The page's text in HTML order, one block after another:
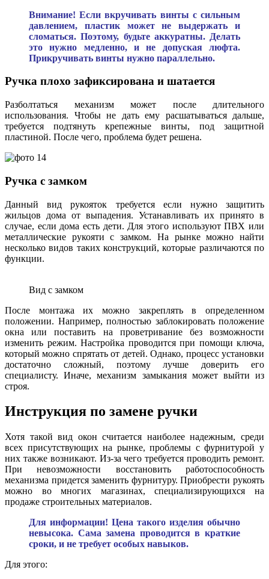
Внимание! Если вкручивать винты с сильным
давлением, пластик может не выдержать и
сломаться. Поэтому, будьте аккуратны. Делать
это нужно медленно, и не допуская люфта.
Прикручивать винты нужно параллельно.
Ручка плохо зафиксирована и шатается
Разболтаться механизм может после длительного
использования. Чтобы не дать ему расшатываться дальше,
требуется подтянуть крепежные винты, под защитной
пластиной. После чего, проблема будет решена.
Ручка с замком
Данный вид рукояток требуется если нужно защитить
жильцов дома от выпадения. Устанавливать их принято в
случае, если дома есть дети. Для этого используют ПВХ или
металлические рукояти с замком. На рынке можно найти
несколько видов таких конструкций, которые различаются по
функции.
Вид с замком
После монтажа их можно закреплять в определенном
положении. Например, полностью заблокировать положение
окна или поставить на проветривание без возможности
изменить режим. Настройка проводится при помощи ключа,
который можно спрятать от детей. Однако, процесс установки
достаточно сложный, поэтому лучше доверить его
специалисту. Иначе, механизм замыкания может выйти из
строя.
Инструкция по замене ручки
Хотя такой вид окон считается наиболее надежным, среди
всех присутствующих на рынке, проблемы с фурнитурой у
них также возникают. Из-за чего требуется проводить ремонт.
При невозможности восстановить работоспособность
механизма придется заменить фурнитуру. Приобрести рукоять
можно во многих магазинах, специализирующихся на
продаже строительных материалов.
Для информации! Цена такого изделия обычно
невысока. Сама замена проводится в краткие
сроки, и не требует особых навыков.
Для этого: